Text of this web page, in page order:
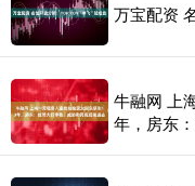
万宝配资
牛融网 上
年，房东